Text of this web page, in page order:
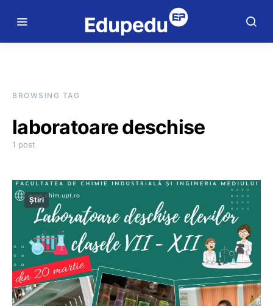
BROWSING TAG
laboratoare deschise
1 post
Știri